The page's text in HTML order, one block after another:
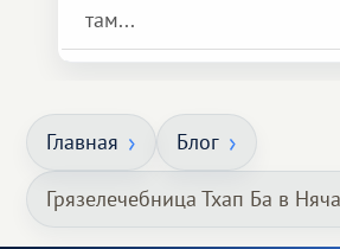
там...
Главная Блог
Грязелечебница Тхап Ба в